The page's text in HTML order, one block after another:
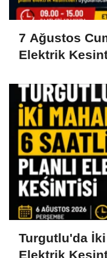
7 Ağustos
Elektrik
Turgutlu'da
Elektrik